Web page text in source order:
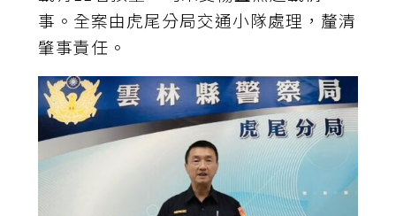
事。全案由虎尾分局交通小隊處理，釐清
肇事責任。